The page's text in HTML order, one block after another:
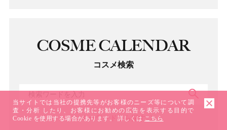
COSME CALENDAR
コスメ検索
検索
キーワードから探す
当サイトでは当社の提携先等がお客様のニーズ等について調
査・分析 したり、お客様にお勧めの広告を表示する目的で
Cookie を使用する場合があります。 詳しくは こちら